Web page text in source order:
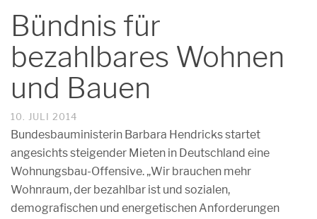
Bündnis für
bezahlbares Wohnen
und Bauen
10. JULI 2014
Bundesbauministerin Barbara Hendricks startet
angesichts steigender Mieten in Deutschland eine
Wohnungsbau-Offensive. „Wir brauchen mehr
Wohnraum, der bezahlbar ist und sozialen,
demografischen und energetischen Anforderungen